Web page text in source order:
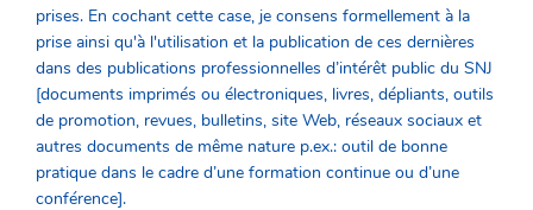
prises. En cochant cette case, je consens formellement à la
prise ainsi qu'à l'utilisation et la publication de ces dernières
dans des publications professionnelles d’intérêt public du SNJ
[documents imprimés ou électroniques, livres, dépliants, outils
de promotion, revues, bulletins, site Web, réseaux sociaux et
autres documents de même nature p.ex.: outil de bonne
pratique dans le cadre d’une formation continue ou d’une
conférence].